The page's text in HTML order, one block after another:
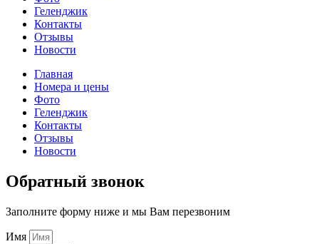
Геленджик
Контакты
Отзывы
Новости
Главная
Номера и цены
Фото
Геленджик
Контакты
Отзывы
Новости
Обратный звонок
Заполните форму ниже и мы Вам перезвоним
Имя